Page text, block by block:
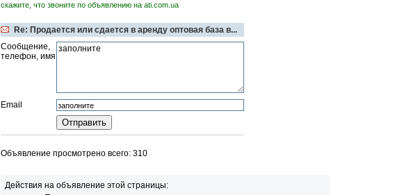
скажите, что звоните по объявлению на ati.com.ua
Re: Продается или сдается в аренду оптовая база в...
Сообщение,
телефон, имя
Email
Объявление просмотрено всего: 310
Действия на объявление этой страницы: